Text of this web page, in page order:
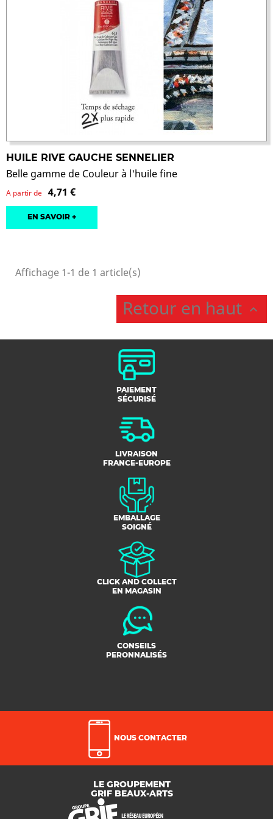
HUILE RIVE GAUCHE SENNELIER
Belle gamme de Couleur à l'huile fine
A partir de 4,71 €
EN SAVOIR +
Affichage 1-1 de 1 article(s)
Retour en haut 
PAIEMENT
SÉCURISÉ
LIVRAISON
FRANCE-EUROPE
EMBALLAGE
SOIGNÉ
CLICK AND COLLECT
EN MAGASIN
CONSEILS
PERONNALISÉS
NOUS CONTACTER
LE GROUPEMENT
GRIF BEAUX-ARTS